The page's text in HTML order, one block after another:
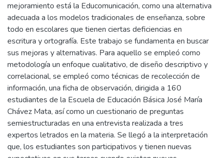
mejoramiento está la Educomunicación, como una alternativa
adecuada a los modelos tradicionales de enseñanza, sobre
todo en escolares que tienen ciertas deficiencias en
escritura y ortografía. Este trabajo se fundamenta en buscar
sus mejoras y alternativas. Para aquello se empleó como
metodología un enfoque cualitativo, de diseño descriptivo y
correlacional, se empleó como técnicas de recolección de
información, una ficha de observación, dirigida a 160
estudiantes de la Escuela de Educación Básica José María
Chávez Mata, así como un cuestionario de preguntas
semiestructuradas en una entrevista realizada a tres
expertos letrados en la materia. Se llegó a la interpretación
que, los estudiantes son participativos y tienen nuevas